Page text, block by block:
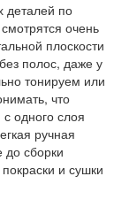
деталей по
очень
плоскости
полос, даже у
тонируем или
что
одного слоя
ручная
сборки
и сушки